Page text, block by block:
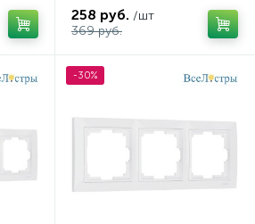
258 руб. /шт
369 руб.
-30%